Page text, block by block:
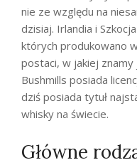
nie ze względu na
dzisiaj. Irlandia i
których produkowano
postaci, w jakiej
Bushmills posiada
dziś posiada tytuł
whisky na świecie.
Główne